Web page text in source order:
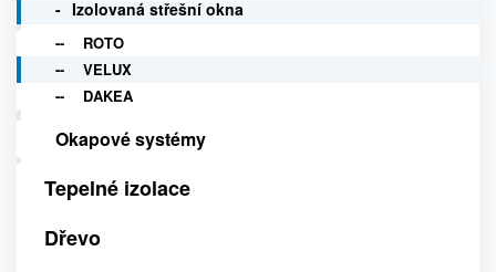
Izolovaná střešní okna
ROTO
VELUX
DAKEA
Okapové systémy
Tepelné izolace
Dřevo